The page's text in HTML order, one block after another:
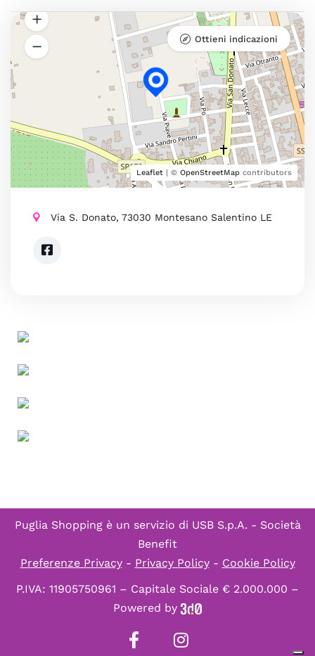
Leaflet | © OpenStreetMap contributors
Ottieni indicazioni
Via S. Donato, 73030 Montesano Salentino LE
Puglia Shopping è un servizio di USB S.p.A. - Società
Benefit
Preferenze Privacy- Privacy Policy- Cookie Policy
P.IVA: 11905750961 – Capitale Sociale € 2.000.000 –
Powered by